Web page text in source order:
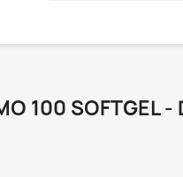
100 SOFTGEL -